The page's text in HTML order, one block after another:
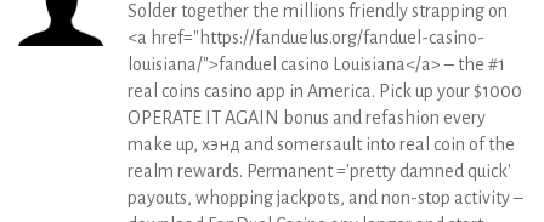
Solder together the millions friendly strapping on
<a href="https://fanduelus.org/fanduel-casino-
louisiana/">fanduel casino Louisiana</a> – the #1
real coins casino app in America. Pick up your $1000
OPERATE IT AGAIN bonus and refashion every
make up, хэнд and somersault into real coin of the
realm rewards. Permanent ='pretty damned quick'
payouts, whopping jackpots, and non-stop activity –